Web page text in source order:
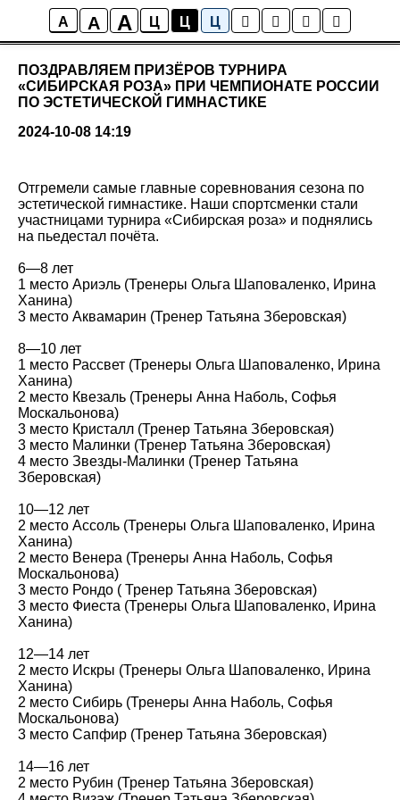
A A A Ц Ц Ц
Новости
ПОЗДРАВЛЯЕМ ПРИЗЁРОВ ТУРНИРА
«СИБИРСКАЯ РОЗА» ПРИ ЧЕМПИОНАТЕ РОССИИ
ПО ЭСТЕТИЧЕСКОЙ ГИМНАСТИКЕ
2024-10-08 14:19
Отгремели самые главные соревнования сезона по
эстетической гимнастике. Наши спортсменки стали
участницами турнира «Сибирская роза» и поднялись
на пьедестал почёта.
6—8 лет
1 место Ариэль (Тренеры Ольга Шаповаленко, Ирина
Ханина)
3 место Аквамарин (Тренер Татьяна Зберовская)
8—10 лет
1 место Рассвет (Тренеры Ольга Шаповаленко, Ирина
Ханина)
2 место Квезаль (Тренеры Анна Наболь, Софья
Москальонова)
3 место Кристалл (Тренер Татьяна Зберовская)
3 место Малинки (Тренер Татьяна Зберовская)
4 место Звезды-Малинки (Тренер Татьяна
Зберовская)
10—12 лет
2 место Ассоль (Тренеры Ольга Шаповаленко, Ирина
Ханина)
2 место Венера (Тренеры Анна Наболь, Софья
Москальонова)
3 место Рондо ( Тренер Татьяна Зберовская)
3 место Фиеста (Тренеры Ольга Шаповаленко, Ирина
Ханина)
12—14 лет
2 место Искры (Тренеры Ольга Шаповаленко, Ирина
Ханина)
2 место Сибирь (Тренеры Анна Наболь, Софья
Москальонова)
3 место Сапфир (Тренер Татьяна Зберовская)
14—16 лет
2 место Рубин (Тренер Татьяна Зберовская)